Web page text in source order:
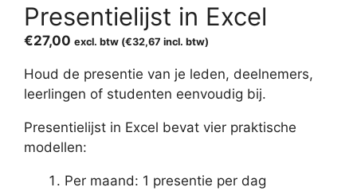
Presentielijst in Excel
€27,00 excl. btw (€32,67 incl. btw)
Houd de presentie van je leden, deelnemers,
leerlingen of studenten eenvoudig bij.
Presentielijst in Excel bevat vier praktische
modellen:
Per maand: 1 presentie per dag